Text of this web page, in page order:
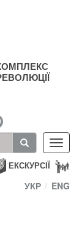
ЕКСКУРСІЇ
УКР ENG